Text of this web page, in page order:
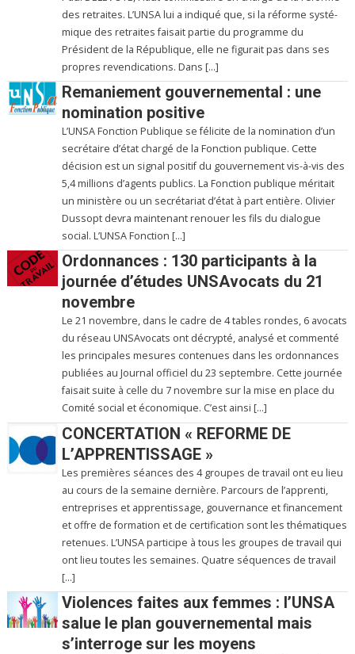
des retraites. L’UNSA lui a indi­qué que, si la réforme sys­té­
mi­que des retrai­tes fai­sait partie du pro­gramme du
Président de la République, elle ne figu­rait pas dans ses
pro­pres reven­di­ca­tions. Dans […]
Remaniement gouvernemental : une
nomination positive
L’UNSA Fonction Publique se félicite de la nomination d’un
secrétaire d’état chargé de la Fonction publique. Cette
décision est un signal positif du gouvernement vis-à-vis des
5,4 millions d’agents publics. La Fonction publique méritait
un ministère ou un secrétariat d’état à part entière. Olivier
Dussopt devra maintenant renouer les fils du dialogue
social. L’UNSA Fonction […]
Ordonnances : 130 participants à la
journée d’études UNSAvocats du 21
novembre
Le 21 novembre, dans le cadre de 4 tables rondes, 6 avocats
du réseau UNSAvocats ont décrypté, analysé et commenté
les principales mesures contenues dans les ordonnances
publiées au Journal officiel du 23 septembre. Cette journée
faisait suite à celle du 7 novembre sur la mise en place du
Comité social et économique. C’est ainsi […]
CONCERTATION « REFORME DE
L’APPRENTISSAGE »
Les premières séances des 4 groupes de travail ont eu lieu
au cours de la semaine dernière. Parcours de l’apprenti,
entreprises et apprentissage, gouvernance et financement
et offre de formation et de certification sont les thématiques
retenues. L’UNSA participe à tous les groupes de travail qui
ont lieu toutes les semaines. Quatre séquences de travail
[…]
Violences faites aux femmes : l’UNSA
salue le plan gouvernemental mais
s’interroge sur les moyens